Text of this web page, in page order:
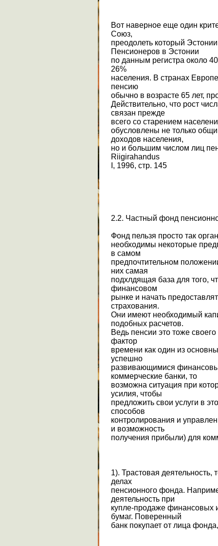
Вот наверное еще один
Союз,
преодолеть который
Пенсионеров в Эстонии
по данным регистра около
26%
населения. В странах
пенсию
обычно в возрасте 65 лет,
Действительно, что рост
связан прежде
всего со старением
обусловлены не только
доходов населения,
но и большим числом лиц
Riigirahandus
I, 1996, стр. 145
2.2. Частный фонд
Фонд пельзя просто так
необходимы некоторые
в самом
предпочтительном
них самая
подхлдящая база для того,
финансовом
рынке и начать
страхования.
Они имеют необходимый
подобных расчетов.
Ведь пенсии это тоже
фактор
времени как один из
успешно
развивающимися
коммерческие банки, то
возможна ситуация при
усилия, чтобы
предложить свои услуги в
способов
контролирования и
и возможность
получения прибыли) для
1). Трастовая деятельность,
делах
пенсионного фонда.
деятельность при
купле-продаже финансовых
бумаг. Поверенный
банк покупает от лица